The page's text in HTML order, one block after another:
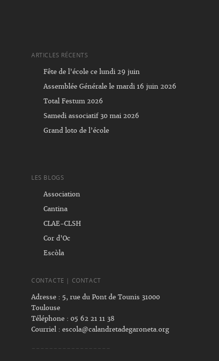
ARTICLES RÉCENTS
Fête de l’école ce lundi 29 juin
Assemblée Générale le mardi 16 juin 2026
Total Festum 2026
Samedi associatif 30 mai 2026
Grand loto de l’école
LES BLOGS
Association
Cantina
CLAE-CLSH
Cor d’Oc
Escòla
CONTACTE | CONTACT
Adresse : 5, rue du Pont de Tounis 31000
Toulouse
Téléphone : 05 62 21 11 38
Courriel : escola@calandretadegaroneta.org
------------------